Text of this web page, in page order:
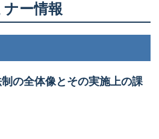
ー情報
の全体像とその実施上の課